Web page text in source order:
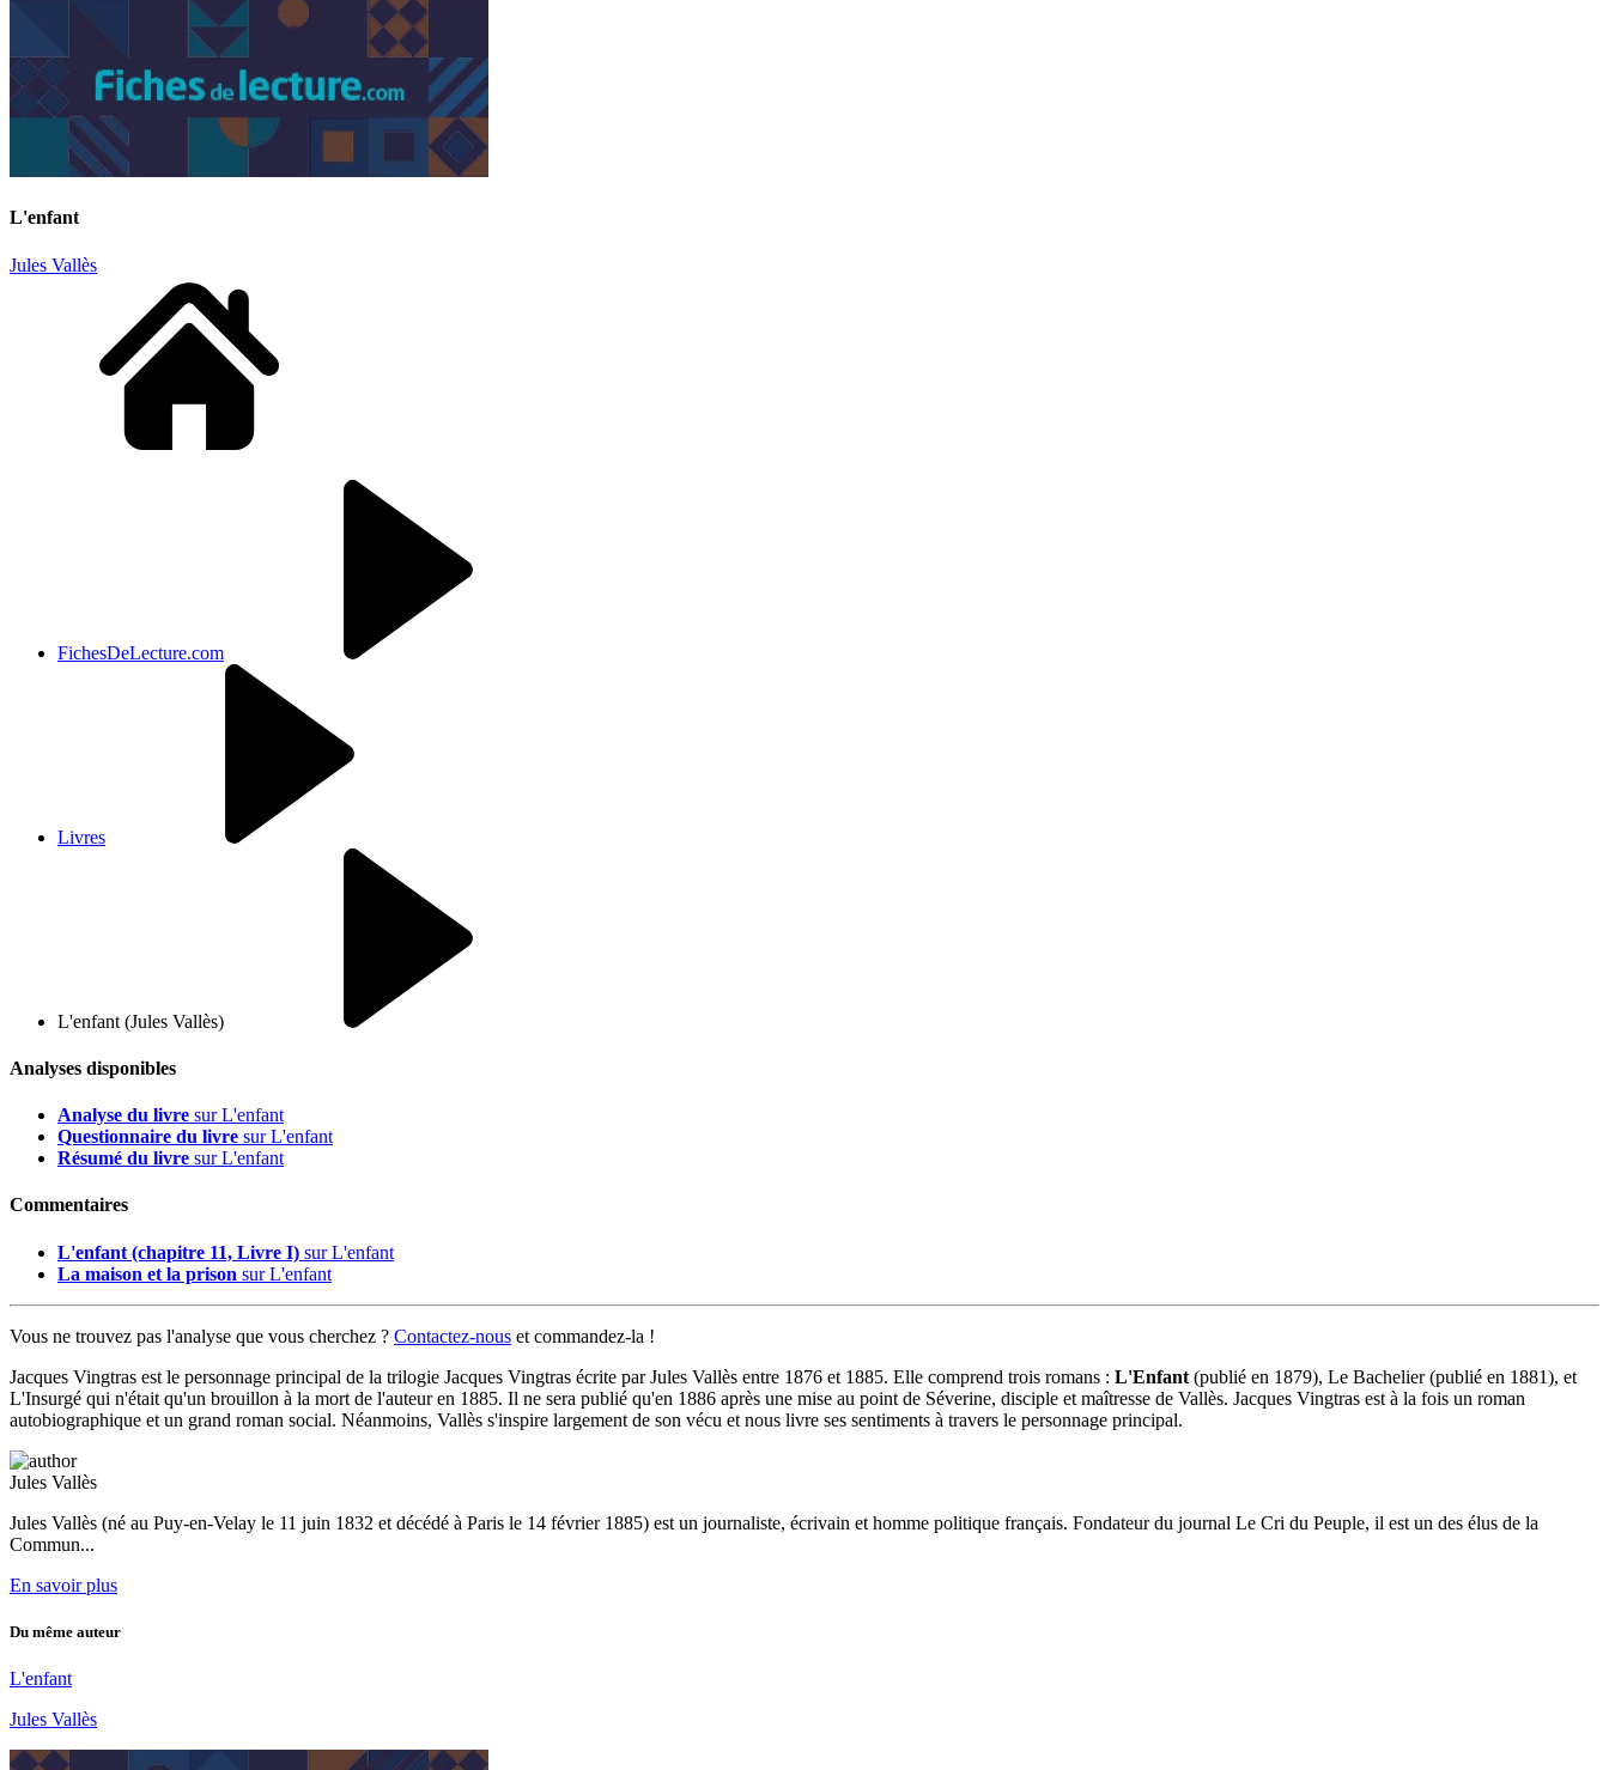
L'enfant
Jules Vallès
FichesDeLecture.com
Livres
L'enfant (Jules Vallès)
Analyses disponibles
Analyse du livre sur L'enfant
Questionnaire du livre sur L'enfant
Résumé du livre sur L'enfant
Commentaires
L'enfant (chapitre 11, Livre I) sur L'enfant
La maison et la prison sur L'enfant
Vous ne trouvez pas l'analyse que vous cherchez ? Contactez-nous et commandez-la !
Jacques Vingtras est le personnage principal de la trilogie Jacques Vingtras écrite par Jules Vallès entre 1876 et 1885. Elle comprend trois romans : L'Enfant (publié en 1879), Le Bachelier (publié en 1881), et
L'Insurgé qui n'était qu'un brouillon à la mort de l'auteur en 1885. Il ne sera publié qu'en 1886 après une mise au point de Séverine, disciple et maîtresse de Vallès. Jacques Vingtras est à la fois un roman
autobiographique et un grand roman social. Néanmoins, Vallès s'inspire largement de son vécu et nous livre ses sentiments à travers le personnage principal.
Jules Vallès
Jules Vallès (né au Puy-en-Velay le 11 juin 1832 et décédé à Paris le 14 février 1885) est un journaliste, écrivain et homme politique français. Fondateur du journal Le Cri du Peuple, il est un des élus de la
Commun...
En savoir plus
Du même auteur
L'enfant
Jules Vallès